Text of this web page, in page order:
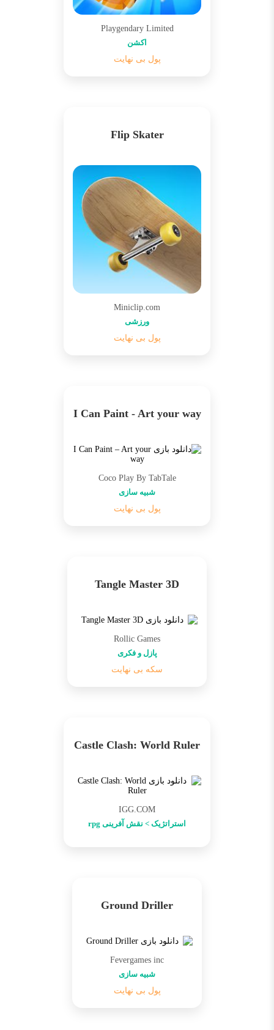
Playgendary Limited
اکشن
پول بی نهایت
Flip Skater
Miniclip.com
ورزشی
پول بی نهایت
I Can Paint - Art your way
Coco Play By TabTale
شبیه سازی
پول بی نهایت
Tangle Master 3D
Rollic Games
پازل و فکری
سکه بی نهایت
Castle Clash: World Ruler
IGG.COM
استراتژیک > نقش آفرینی rpg
Ground Driller
Fevergames inc
شبیه سازی
پول بی نهایت